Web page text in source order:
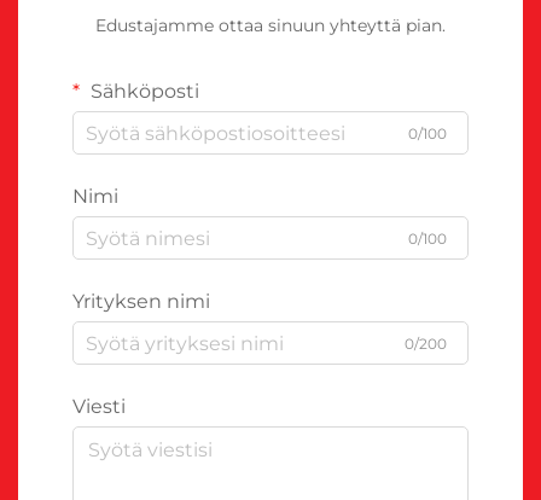
Edustajamme ottaa sinuun yhteyttä pian.
Sähköposti
0/100
Nimi
0/100
Yrityksen nimi
0/200
Viesti